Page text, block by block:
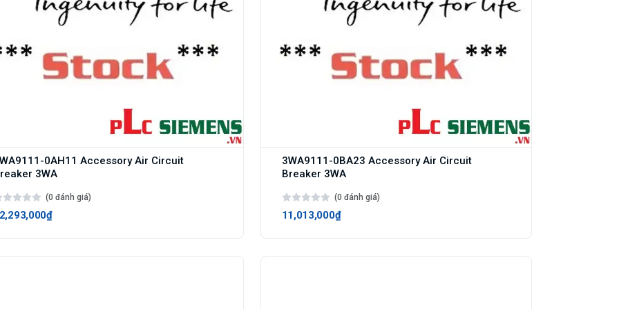
0AH11 Accessory Air Circuit
3WA
(0 đánh giá)
3WA9111-0BA23 Accessory Air Circuit
Breaker 3WA
(0 đánh giá)
11,013,000₫